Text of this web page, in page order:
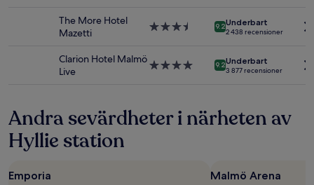
The More Hotel
Mazetti
3.5-
9.2Underbart
2 438 recensioner
Clarion Hotel Malmö
Live
4.0-
9.2Underbart
3 877 recensioner
Andra sevärdheter i närheten av
Hyllie station
Emporia Malmö Arena